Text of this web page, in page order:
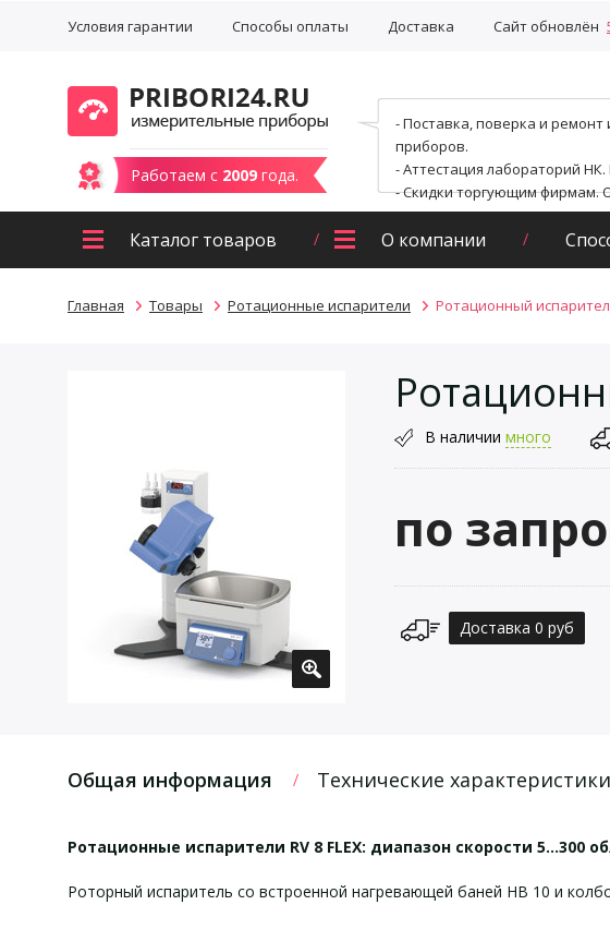
Условия гарантии Способы оплаты Доставка Сайт обновлён
Работаем с 2009 года.
- Поставка, поверка и
приборов.
- Аттестация лабораторий
- Скидки торгующим фирмам.
Каталог товаров О компании
Главная Товары Ротационные испарители Ротационный
В наличии много
по
Доставка 0 руб
Общая информация Технические характеристики
Ротационные испарители RV 8 FLEX: диапазон скорости 5…300
Роторный испаритель со встроенной нагревающей баней HB 10 и